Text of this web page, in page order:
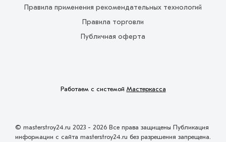
Правила применения рекомендательных технологий
Правила торговли
Публичная оферта
Работаем с системой Мастеркасса
© masterstroy24.ru 2023 - 2026 Все права защищены Публикация
информации с сайта masterstroy24.ru без разрешения запрещена.